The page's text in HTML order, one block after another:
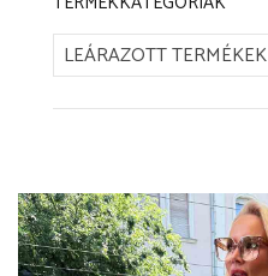
LEÁRAZOTT TERMÉKEK